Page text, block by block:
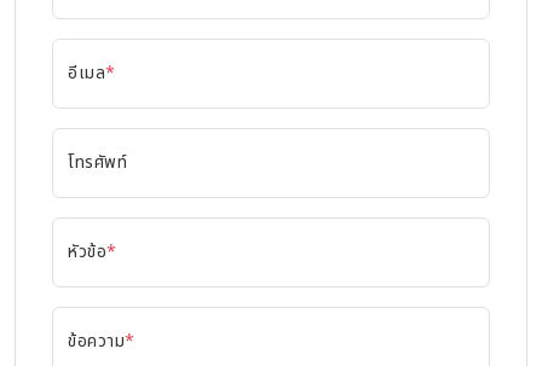
อีเมล*
โทรศัพท์
หัวข้อ*
ข้อความ*